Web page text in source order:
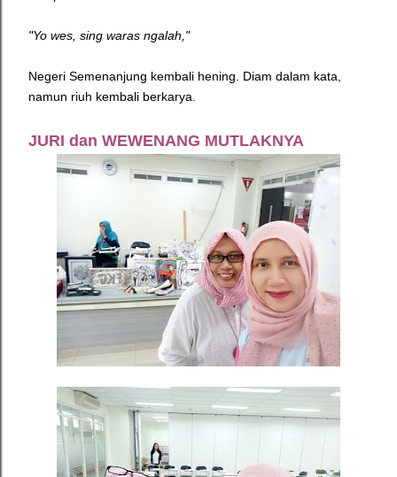
"Yo wes, sing waras ngalah,"
Negeri Semenanjung kembali hening. Diam dalam kata,
namun riuh kembali berkarya.
JURI dan WEWENANG MUTLAKNYA